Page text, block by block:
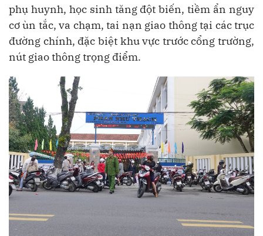
phụ huynh, học sinh tăng đột biến, tiềm ẩn nguy
cơ ùn tắc, va chạm, tai nạn giao thông tại các trục
đường chính, đặc biệt khu vực trước cổng trường,
nút giao thông trọng điểm.